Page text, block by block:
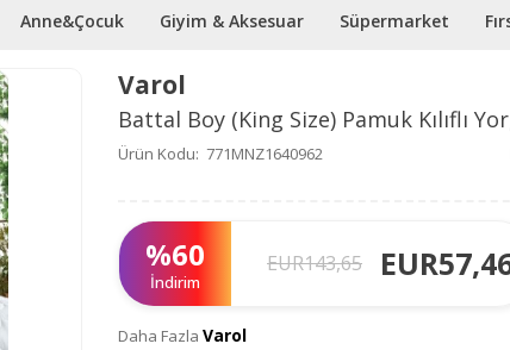
Anne&Çocuk Giyim & Aksesuar Süpermarket
Varol
Battal Boy (King Size) Pamuk Kılıflı
Ürün Kodu: 771MNZ1640962
%60
İndirim
EUR143,65 EUR
Daha Fazla Varol